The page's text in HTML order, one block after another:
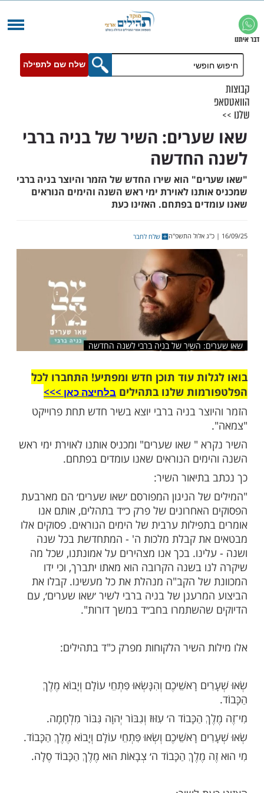
שלח שם לתפילה
השיר של בניה ברבי
החדשה
לאוירת ימי ראש השנה והימים הנוראים
בפתחם. האזינו כעת
שלח לחבר
השיר של בניה ברבי לשנה החדשה
עוד תוכן חדש ומפתיע! התחברו לכל
שלנו בתהיליםבלחיצה כאן >>>​
בניה ברבי יוצא בשיר חדש תחת פרוייקט
" שאו שערים" ומכניס אותנו לאוירת ימי ראש
הנוראים שאנו עומדים בפתחם.
השיר:
הניגון המפורסם ׳שאו שערים׳ הם מארבעת
ערבית של הימים הנוראים. פסוקים אלו
בכך אנו מצהירים על אמונתנו, שכל מה
בשנה הקרובה הוא מאתו יתברך, וכי ידו
של הקב"ה מנהלת את כל מעשינו. קבלו את
של בניה ברבי לשיר ׳שאו שערים׳, עם
שהשתמרו בחב״ד במשך דורות".